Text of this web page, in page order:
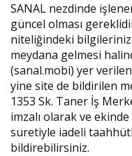
SANAL nezdinde
güncel olması
niteliğindeki
meydana gelmesi
(sanal.mobi) yer
yine site de bildirilen
1353 Sk. Taner İş
imzalı olarak ve
suretiyle iadeli
bildirebilirsiniz.